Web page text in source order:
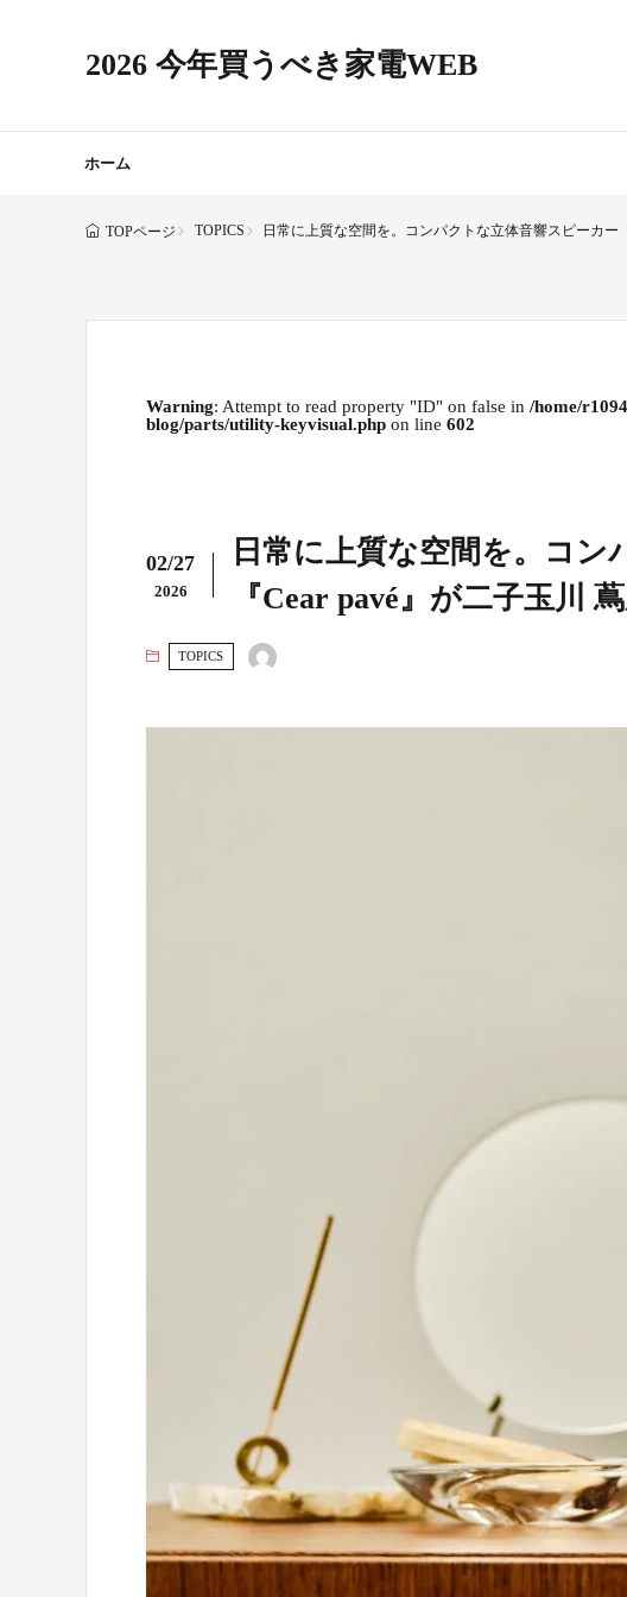
2026 今年買うべき家電WEB
ホーム
TOPページ TOPICS 日常に上質な空間を。コンパクトな立体音響スピーカー
Warning: Attempt to read property "ID" on false in /home/
blog/parts/utility-keyvisual.php on line 602
02/27
2026
日常に上質な空間を。コ
『Cear pavé』が二子玉川
TOPICS